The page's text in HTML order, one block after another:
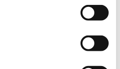
også kunne